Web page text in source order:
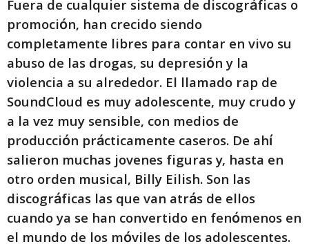
Fuera de cualquier sistema de discográficas o
promoción, han crecido siendo
completamente libres para contar en vivo su
abuso de las drogas, su depresión y la
violencia a su alrededor. El llamado rap de
SoundCloud es muy adolescente, muy crudo y
a la vez muy sensible, con medios de
producción prácticamente caseros. De ahí
salieron muchas jovenes figuras y, hasta en
otro orden musical, Billy Eilish. Son las
discográficas las que van atrás de ellos
cuando ya se han convertido en fenómenos en
el mundo de los móviles de los adolescentes.